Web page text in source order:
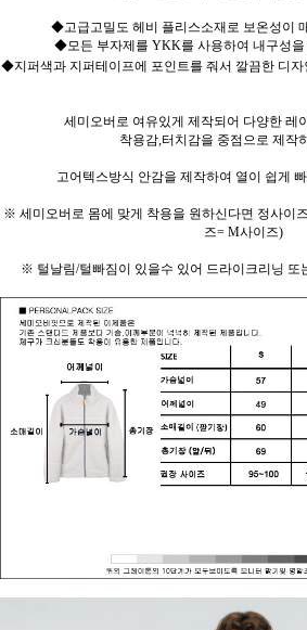
◆고급고밀도 헤비 플리스소재로 보온성이
◆모든 부자제를 YKK를 사용하여 내구성
◆지퍼색과 지퍼테이프에 포인트를 줘서 깔끔한 디
세미오버로 여유있게 제작되어 다양한 레
착용감,터치감을 중점으로 제작
고어텍스방식 안감을 제작하여 열이 쉽게
※ 세미오버로 몸에 맞게 착용을 원하신다면 정사이
즈= M사이즈)
※ 털날림/털빠짐이 있을수 있어 드라이크리닝 또